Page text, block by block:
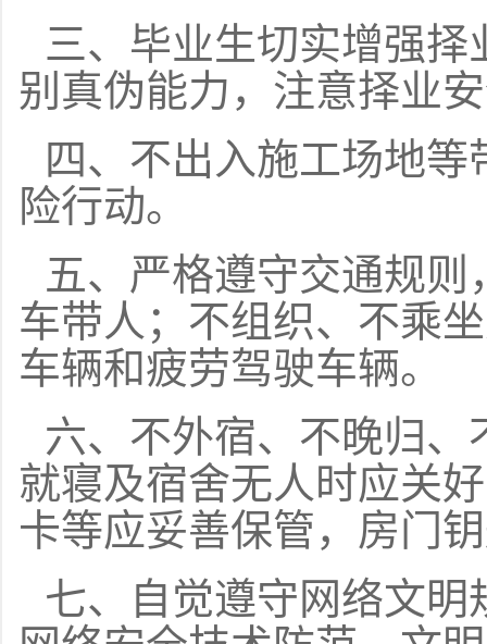
三、毕业生切实增强
别真伪能力，注意择业
四、不出入施工场地
险行动。
五、严格遵守交通规
车带人；不组织、不乘
车辆和疲劳驾驶车辆。
六、不外宿、不晚归
就寝及宿舍无人时应关
卡等应妥善保管，房门
七、自觉遵守网络文